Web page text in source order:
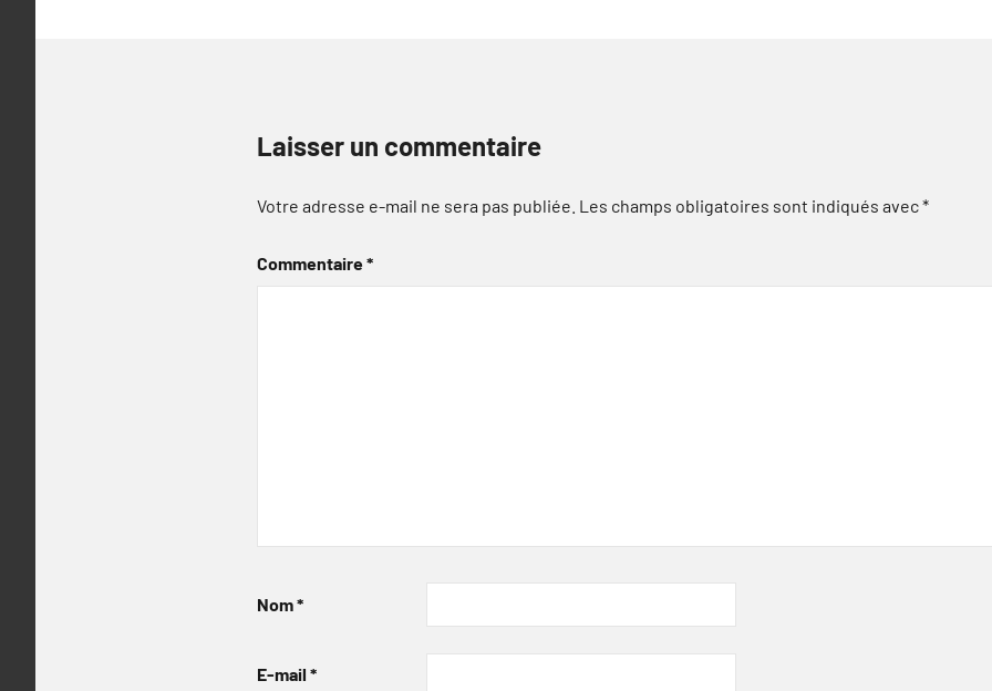
Laisser un commentaire
Votre adresse e-mail ne sera pas publiée. Les champs obligatoires sont indiqués avec*
Commentaire*
Nom*
E-mail *